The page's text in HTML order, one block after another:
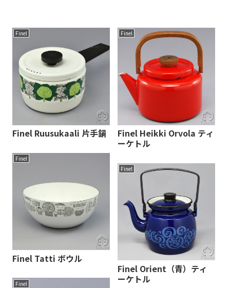
Finel
Finel Ruusukaali 片手鍋
Finel
Finel Heikki Orvola ティ
ーケトル
Finel
Finel Tatti ボウル
Finel
Finel Orient（青）ティ
ーケトル
Finel